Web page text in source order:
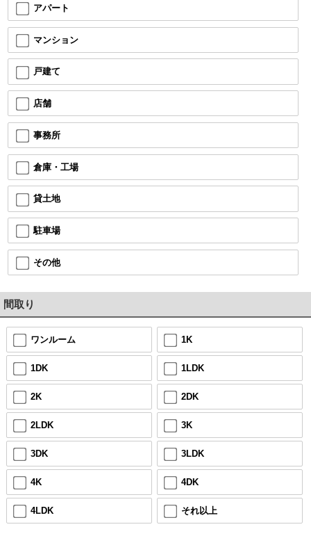
アパート
マンション
戸建て
店舗
事務所
倉庫・工場
貸土地
駐車場
その他
間取り
ワンルーム 1K
1DK 1LDK
2K 2DK
2LDK 3K
3DK 3LDK
4K 4DK
4LDK それ以上